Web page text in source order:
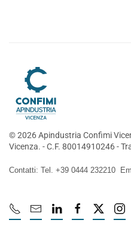
©2026Apindustria Confimi
Vicenza. - C.F. 80014910246 -
Contatti: Tel. +39 0444 232210